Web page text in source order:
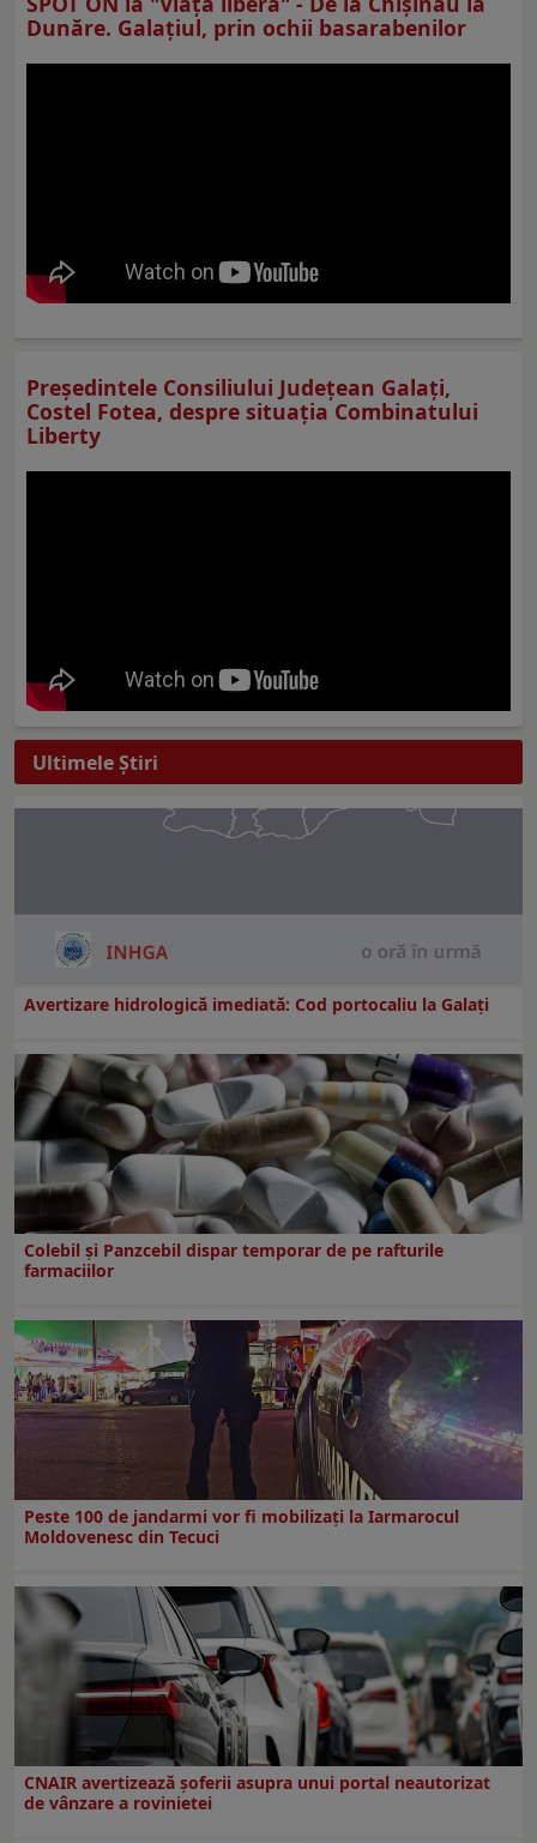
Dunăre. Galațiul, prin ochii basarabenilor
Preşedintele Consiliului Judeţean Galaţi,
Costel Fotea, despre situaţia Combinatului
Liberty
Ultimele Ştiri
Avertizare hidrologică imediată: Cod portocaliu la Galaţi
Colebil și Panzcebil dispar temporar de pe rafturile
farmaciilor
Peste 100 de jandarmi vor fi mobilizați la Iarmarocul
Moldovenesc din Tecuci
CNAIR avertizează șoferii asupra unui portal neautorizat
de vânzare a rovinietei